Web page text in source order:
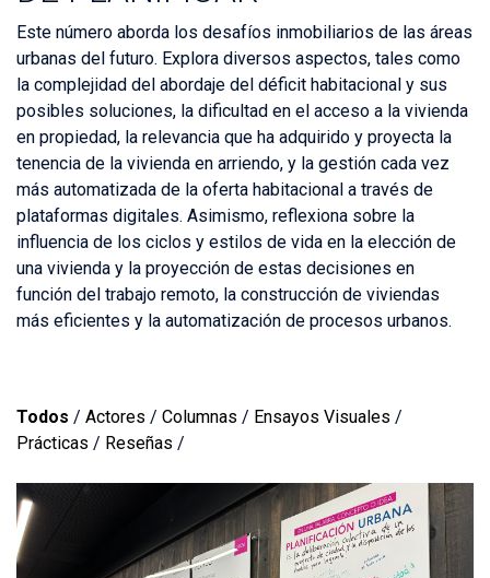
Este número aborda los desafíos inmobiliarios de las áreas
urbanas del futuro. Explora diversos aspectos, tales como
la complejidad del abordaje del déficit habitacional y sus
posibles soluciones, la dificultad en el acceso a la vivienda
en propiedad, la relevancia que ha adquirido y proyecta la
tenencia de la vivienda en arriendo, y la gestión cada vez
más automatizada de la oferta habitacional a través de
plataformas digitales. Asimismo, reflexiona sobre la
influencia de los ciclos y estilos de vida en la elección de
una vivienda y la proyección de estas decisiones en
función del trabajo remoto, la construcción de viviendas
más eficientes y la automatización de procesos urbanos.
Todos / Actores / Columnas / Ensayos Visuales /
Prácticas / Reseñas /